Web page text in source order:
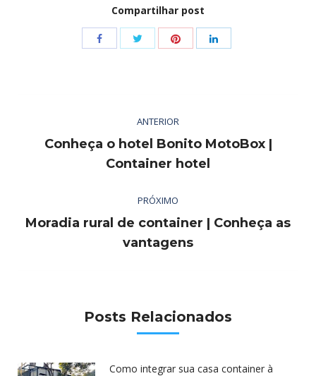
Compartilhar post
post:
ANTERIOR
Post
anterior:
Conheça o hotel Bonito MotoBox |
Container hotel
PRÓXIMO
Próximo
post:
Moradia rural de container | Conheça as
vantagens
Posts Relacionados
Como integrar sua casa container à